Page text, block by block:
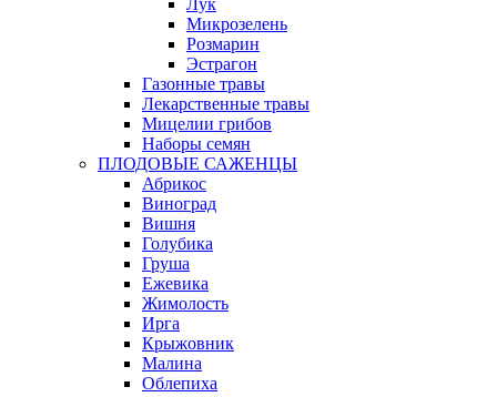
Лук
Микрозелень
Розмарин
Эстрагон
Газонные травы
Лекарственные травы
Мицелии грибов
Наборы семян
ПЛОДОВЫЕ САЖЕНЦЫ
Абрикос
Виноград
Вишня
Голубика
Груша
Ежевика
Жимолость
Ирга
Крыжовник
Малина
Облепиха